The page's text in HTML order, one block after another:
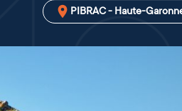
PIBRAC - Haute-